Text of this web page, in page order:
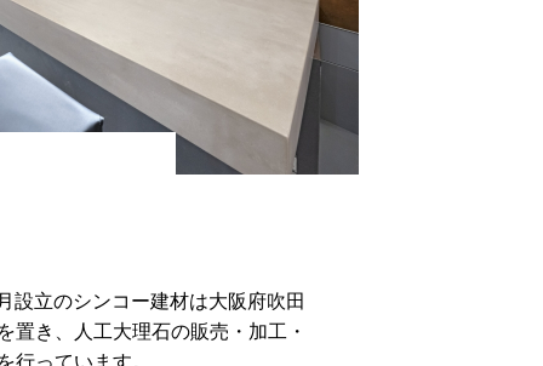
設立のシンコー建材は大阪府吹田
置き、人工大理石の販売・加工・
行っています。